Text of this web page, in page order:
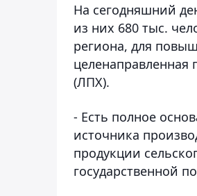
На сегодняшний
из них 680 тыс.
региона, для
целенаправленная
(ЛПХ).
- Есть полное
источника
продукции
государственной